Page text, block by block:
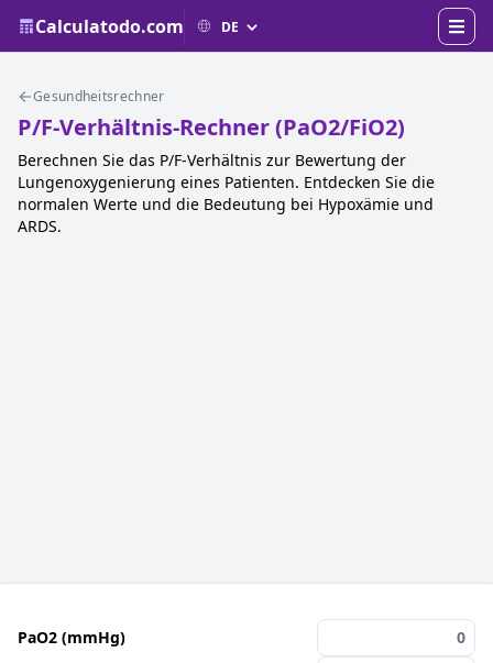
Calculatodo.com
Gesundheitsrechner
P/F-Verhältnis-Rechner (PaO2/FiO2)
Berechnen Sie das P/F-Verhältnis zur Bewertung der
Lungenoxygenierung eines Patienten. Entdecken Sie die
normalen Werte und die Bedeutung bei Hypoxämie und
ARDS.
PaO2 (mmHg)